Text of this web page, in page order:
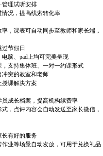
管理试听安排
况，提高线索转化率
，课表可自动同步至教师和家长端，
节假日
脑、pad上均可完美呈现
支持集体班、一对一约课形式
突的教室和老师
课解决方案
成长档案，提高机构续费率
，点评内容会自动发送至家长微信，
长有好的服务
业等场景自动发放，可用于兑换礼品